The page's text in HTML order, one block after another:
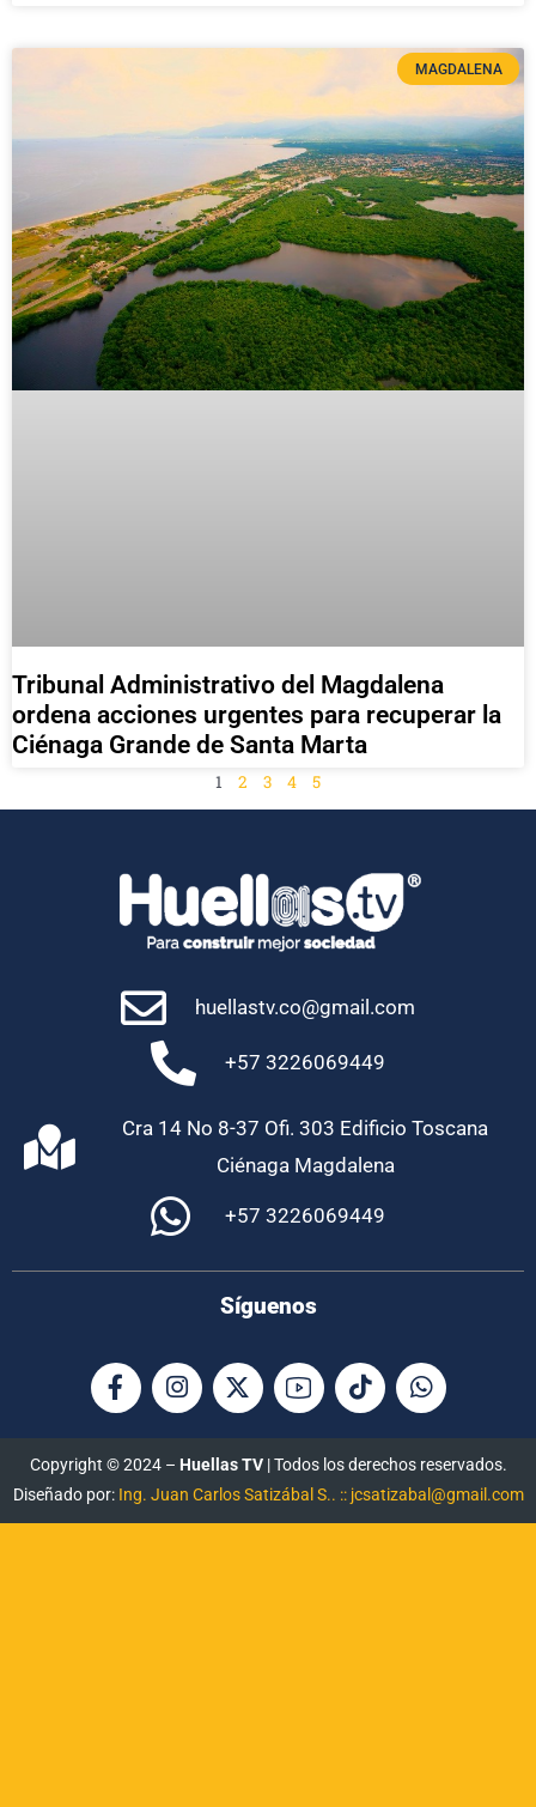
MAGDALENA
Tribunal Administrativo del Magdalena
ordena acciones urgentes para recuperar la
Ciénaga Grande de Santa Marta
1 2 3 4 5
huellastv.co@gmail.com
+57 3226069449
Cra 14 No 8-37 Ofi. 303 Edificio Toscana
Ciénaga Magdalena
+57 3226069449
Síguenos
Copyright © 2024 – Huellas TV| Todos los derechos reservados.
Diseñado por: Ing. Juan Carlos Satizábal S.. :: jcsatizabal@gmail.com